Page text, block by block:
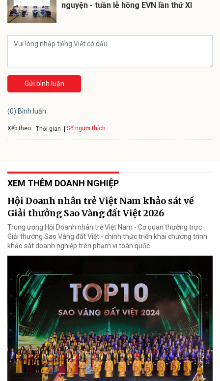
nguyện - tuần lễ hồng EVN lần thứ XI
Gửi bình luận
(0) Bình luận
Xếp theo: Thời gian Số người thích
XEM THÊM DOANH NGHIỆP
Hội Doanh nhân trẻ Việt Nam khảo sát về
Giải thưởng Sao Vàng đất Việt 2026
Trung ương Hội Doanh nhân trẻ Việt Nam - Cơ quan thường trực
Giải thưởng Sao Vàng đất Việt - chính thức triển khai chương trình
khảo sát doanh nghiệp trên phạm vi toàn quốc.